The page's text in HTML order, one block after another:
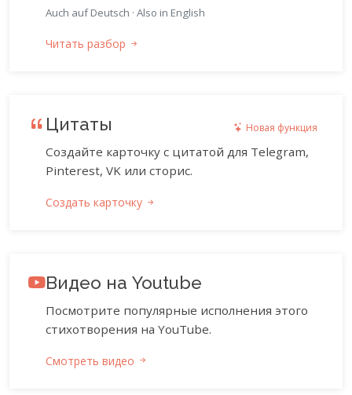
Auch auf Deutsch · Also in English
Читать разбор
Цитаты Новая функция
Создайте карточку с цитатой для Telegram,
Pinterest, VK или сторис.
Создать карточку
Видео на Youtube
Посмотрите популярные исполнения этого
стихотворения на YouTube.
Смотреть видео